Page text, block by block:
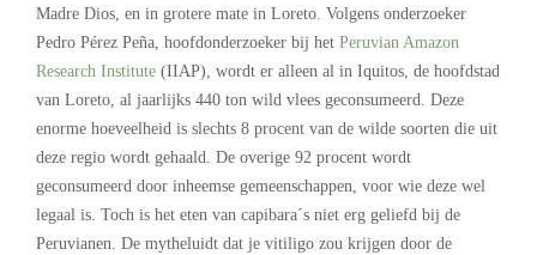
Madre Dios, en in grotere mate in Loreto. Volgens onderzoeker
Pedro Pérez Peña, hoofdonderzoeker bij het Peruvian Amazon
Research Institute (IIAP), wordt er alleen al in Iquitos, de hoofdstad
van Loreto, al jaarlijks 440 ton wild vlees geconsumeerd. Deze
enorme hoeveelheid is slechts 8 procent van de wilde soorten die uit
deze regio wordt gehaald. De overige 92 procent wordt
geconsumeerd door inheemse gemeenschappen, voor wie deze wel
legaal is. Toch is het eten van capibara´s niet erg geliefd bij de
Peruvianen. De mytheluidt dat je vitiligo zou krijgen door de